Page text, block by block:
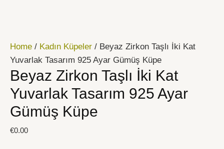
Home / Kadın Küpeler / Beyaz Zirkon Taşlı İki Kat
Yuvarlak Tasarım 925 Ayar Gümüş Küpe
Beyaz Zirkon Taşlı İki Kat
Yuvarlak Tasarım 925 Ayar
Gümüş Küpe
€0.00
İki
Kat
Yuvarlak
Tasarım
925
Ayar
Gümüş